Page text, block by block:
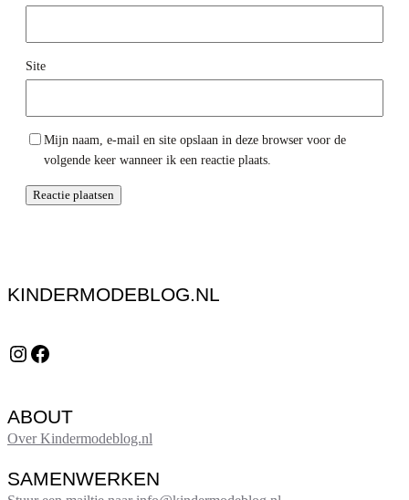
Site
Mijn naam, e-mail en site opslaan in deze browser voor de
volgende keer wanneer ik een reactie plaats.
KINDERMODEBLOG.NL
Instagram Facebook
ABOUT
Over Kindermodeblog.nl
SAMENWERKEN